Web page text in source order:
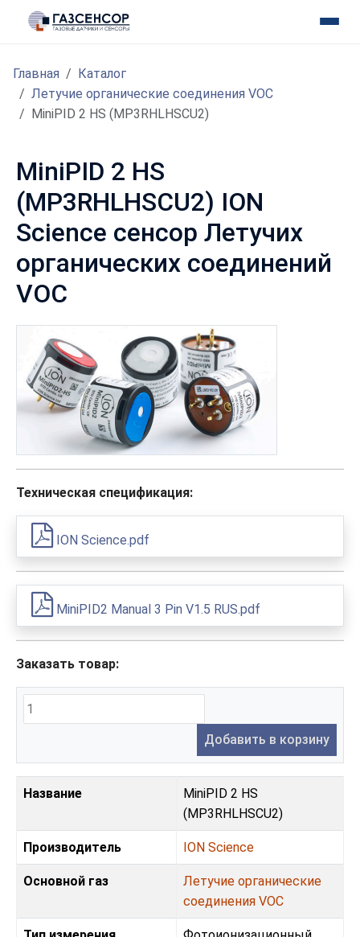
Главная
Каталог
Летучие органические соединения VOC
MiniPID 2 HS (MP3RHLHSCU2)
MiniPID 2 HS
(MP3RHLHSCU2) ION
Science сенсор Летучих
органических соединений
VOC
Техническая спецификация:
ION Science.pdf
MiniPID2 Manual 3 Pin V1.5 RUS.pdf
Заказать товар:
Добавить в корзину
Название
MiniPID 2 HS
(MP3RHLHSCU2)
Производитель ION Science
Основной газ
Летучие органические
соединения VOC